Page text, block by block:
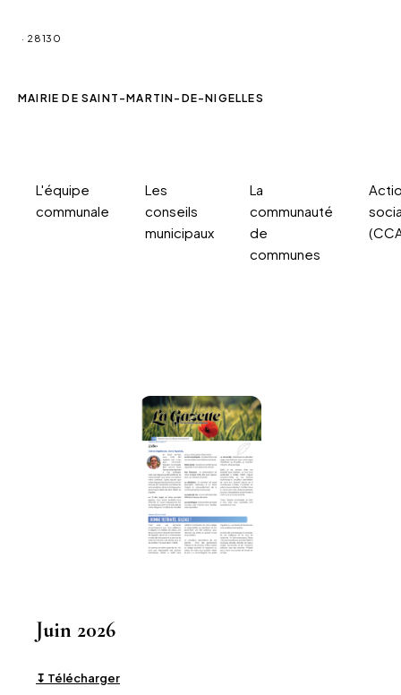
· 28130
MAIRIE DE SAINT-MARTIN-DE-NIGELLES
L'équipe
communale
Les
conseils
municipaux
La
communauté
de
communes
Juin 2026
↧ Télécharger